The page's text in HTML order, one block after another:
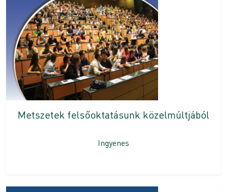
Metszetek felsőoktatásunk közelmúltjából
Ingyenes